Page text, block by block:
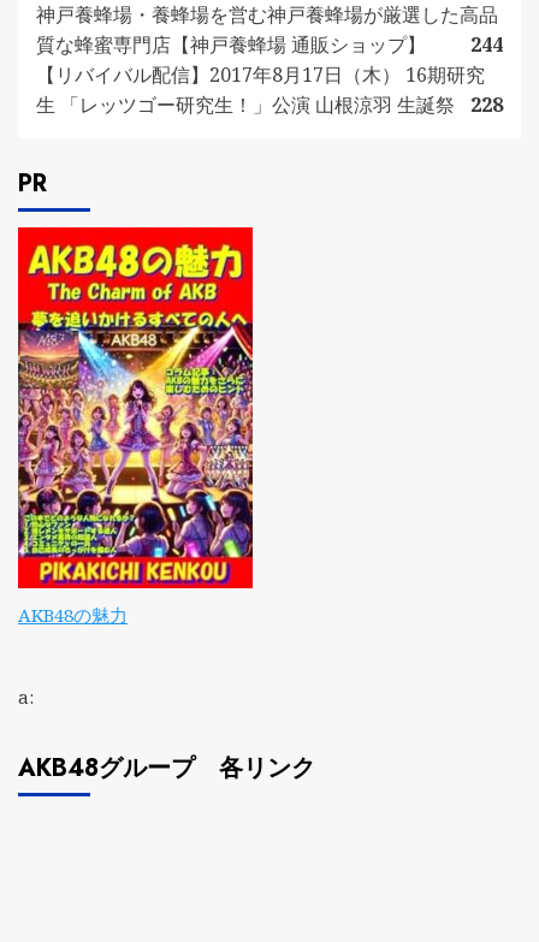
神戸養蜂場・養蜂場を営む神戸養蜂場が厳選した高品
質な蜂蜜専門店【神戸養蜂場 通販ショップ】
244
【リバイバル配信】2017年8月17日（木） 16期研究
生 「レッツゴー研究生！」公演 山根涼羽 生誕祭
228
PR
AKB48の魅力
a:
AKB48グループ 各リンク